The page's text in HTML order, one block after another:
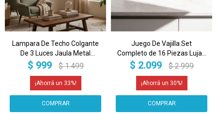
Lampara De Techo Colgante
De 3 Luces Jaula Metal
Moderna IMBACK Color Negro
$ 999 $ 1.499
33
Juego De Vajilla Set
Completo de 16 Piezas Lujan
Ceramica Moderno IMBACK
$ 2.099 $ 2.999
30